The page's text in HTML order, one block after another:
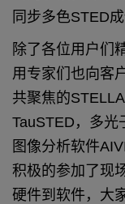
同步多色STED
除了各位用户们
用专家们也向客
共聚焦的
TauSTED，多光
图像分析软件
积极的参加了现
硬件到软件，大